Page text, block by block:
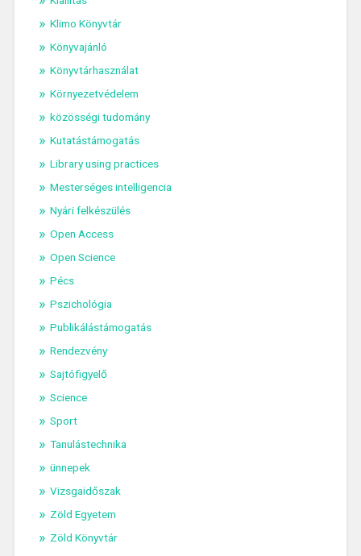
Klimo Könyvtár
Könyvajánló
Könyvtárhasználat
Környezetvédelem
közösségi tudomány
Kutatástámogatás
Library using practices
Mesterséges intelligencia
Nyári felkészülés
Open Access
Open Science
Pécs
Pszichológia
Publikálástámogatás
Rendezvény
Sajtófigyelő
Science
Sport
Tanulástechnika
ünnepek
Vizsgaidőszak
Zöld Egyetem
Zöld Könyvtár